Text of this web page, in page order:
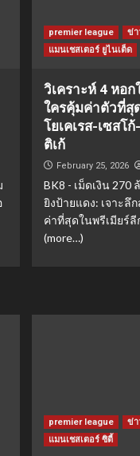
premier league ข่า
แมนเชสเตอร์ ยูไนเต็ด
วิเคราะห์ 4 หอก
ใครคุ้มค่าตัวที่สุ
โยเคเรส-เซสโ
ติเก้
February 25, 2026
BK8 - เม็ดเงิน
ยิงป้ายแดง: เจาะลึ
ค่าที่สุดในพรีเมียร์ลี
(more…)
premier league ข่า
แมนเชสเตอร์ ซิตี้